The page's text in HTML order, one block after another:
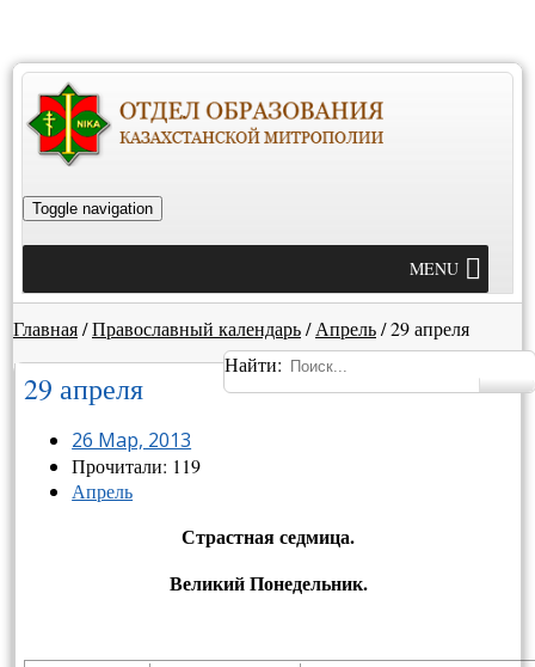
Toggle navigation
MENU
Главная/Православный календарь/ Апрель/29 апреля
Найти:
29 апреля
26 Мар, 2013
Прочитали: 119
Апрель
Страстная седмица.
Великий Понедельник.